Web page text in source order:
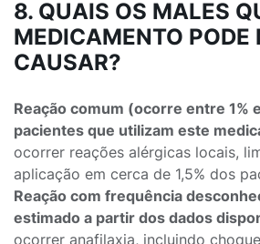
8. QUAIS OS MALES
MEDICAMENTO PODE
CAUSAR?
Reação comum (ocorre entre 1%
pacientes que utilizam este
ocorrer reações alérgicas locais,
aplicação em cerca de 1,5% dos
Reação com frequência
estimado a partir dos dados
ocorrer anafilaxia, incluindo